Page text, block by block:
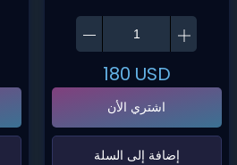
180 USD
اشتري الأن
‌إضافة إلى السلة‌